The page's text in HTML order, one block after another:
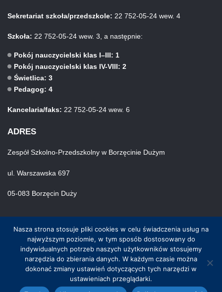
Sekretariat szkoła/przedszkole: 22 752-05-24 wew. 4
Szkoła: 22 752-05-24 wew. 3, a następnie:
Pokój nauczycielski klas I–III: 1
Pokój nauczycielski klas IV-VIII: 2
Świetlica: 3
Pedagog: 4
Kancelaria/faks: 22 752-05-24 wew. 6
ADRES
Zespół Szkolno-Przedszkolny w Borzęcinie Dużym
ul. Warszawska 697
05-083 Borzęcin Duży
© Wszystkie prawa zastrzeżone. Hosting i wykonanie skynet.net.pl
Nasza strona stosuje pliki cookies w celu świadczenia usług na
najwyższym poziomie, w tym sposób dostosowany do
indywidualnych potrzeb naszych użytkowników stosujemy
narzędzia do zbierania danych. W każdym czasie można
dokonać zmiany ustawień dotyczących tych narzędzi w
ustawieniach przeglądarki.